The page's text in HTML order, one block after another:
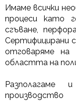
Имаме всички
процеси като
сгъване,
Сертифицирани
отговаряме на
областта на
Разполагаме